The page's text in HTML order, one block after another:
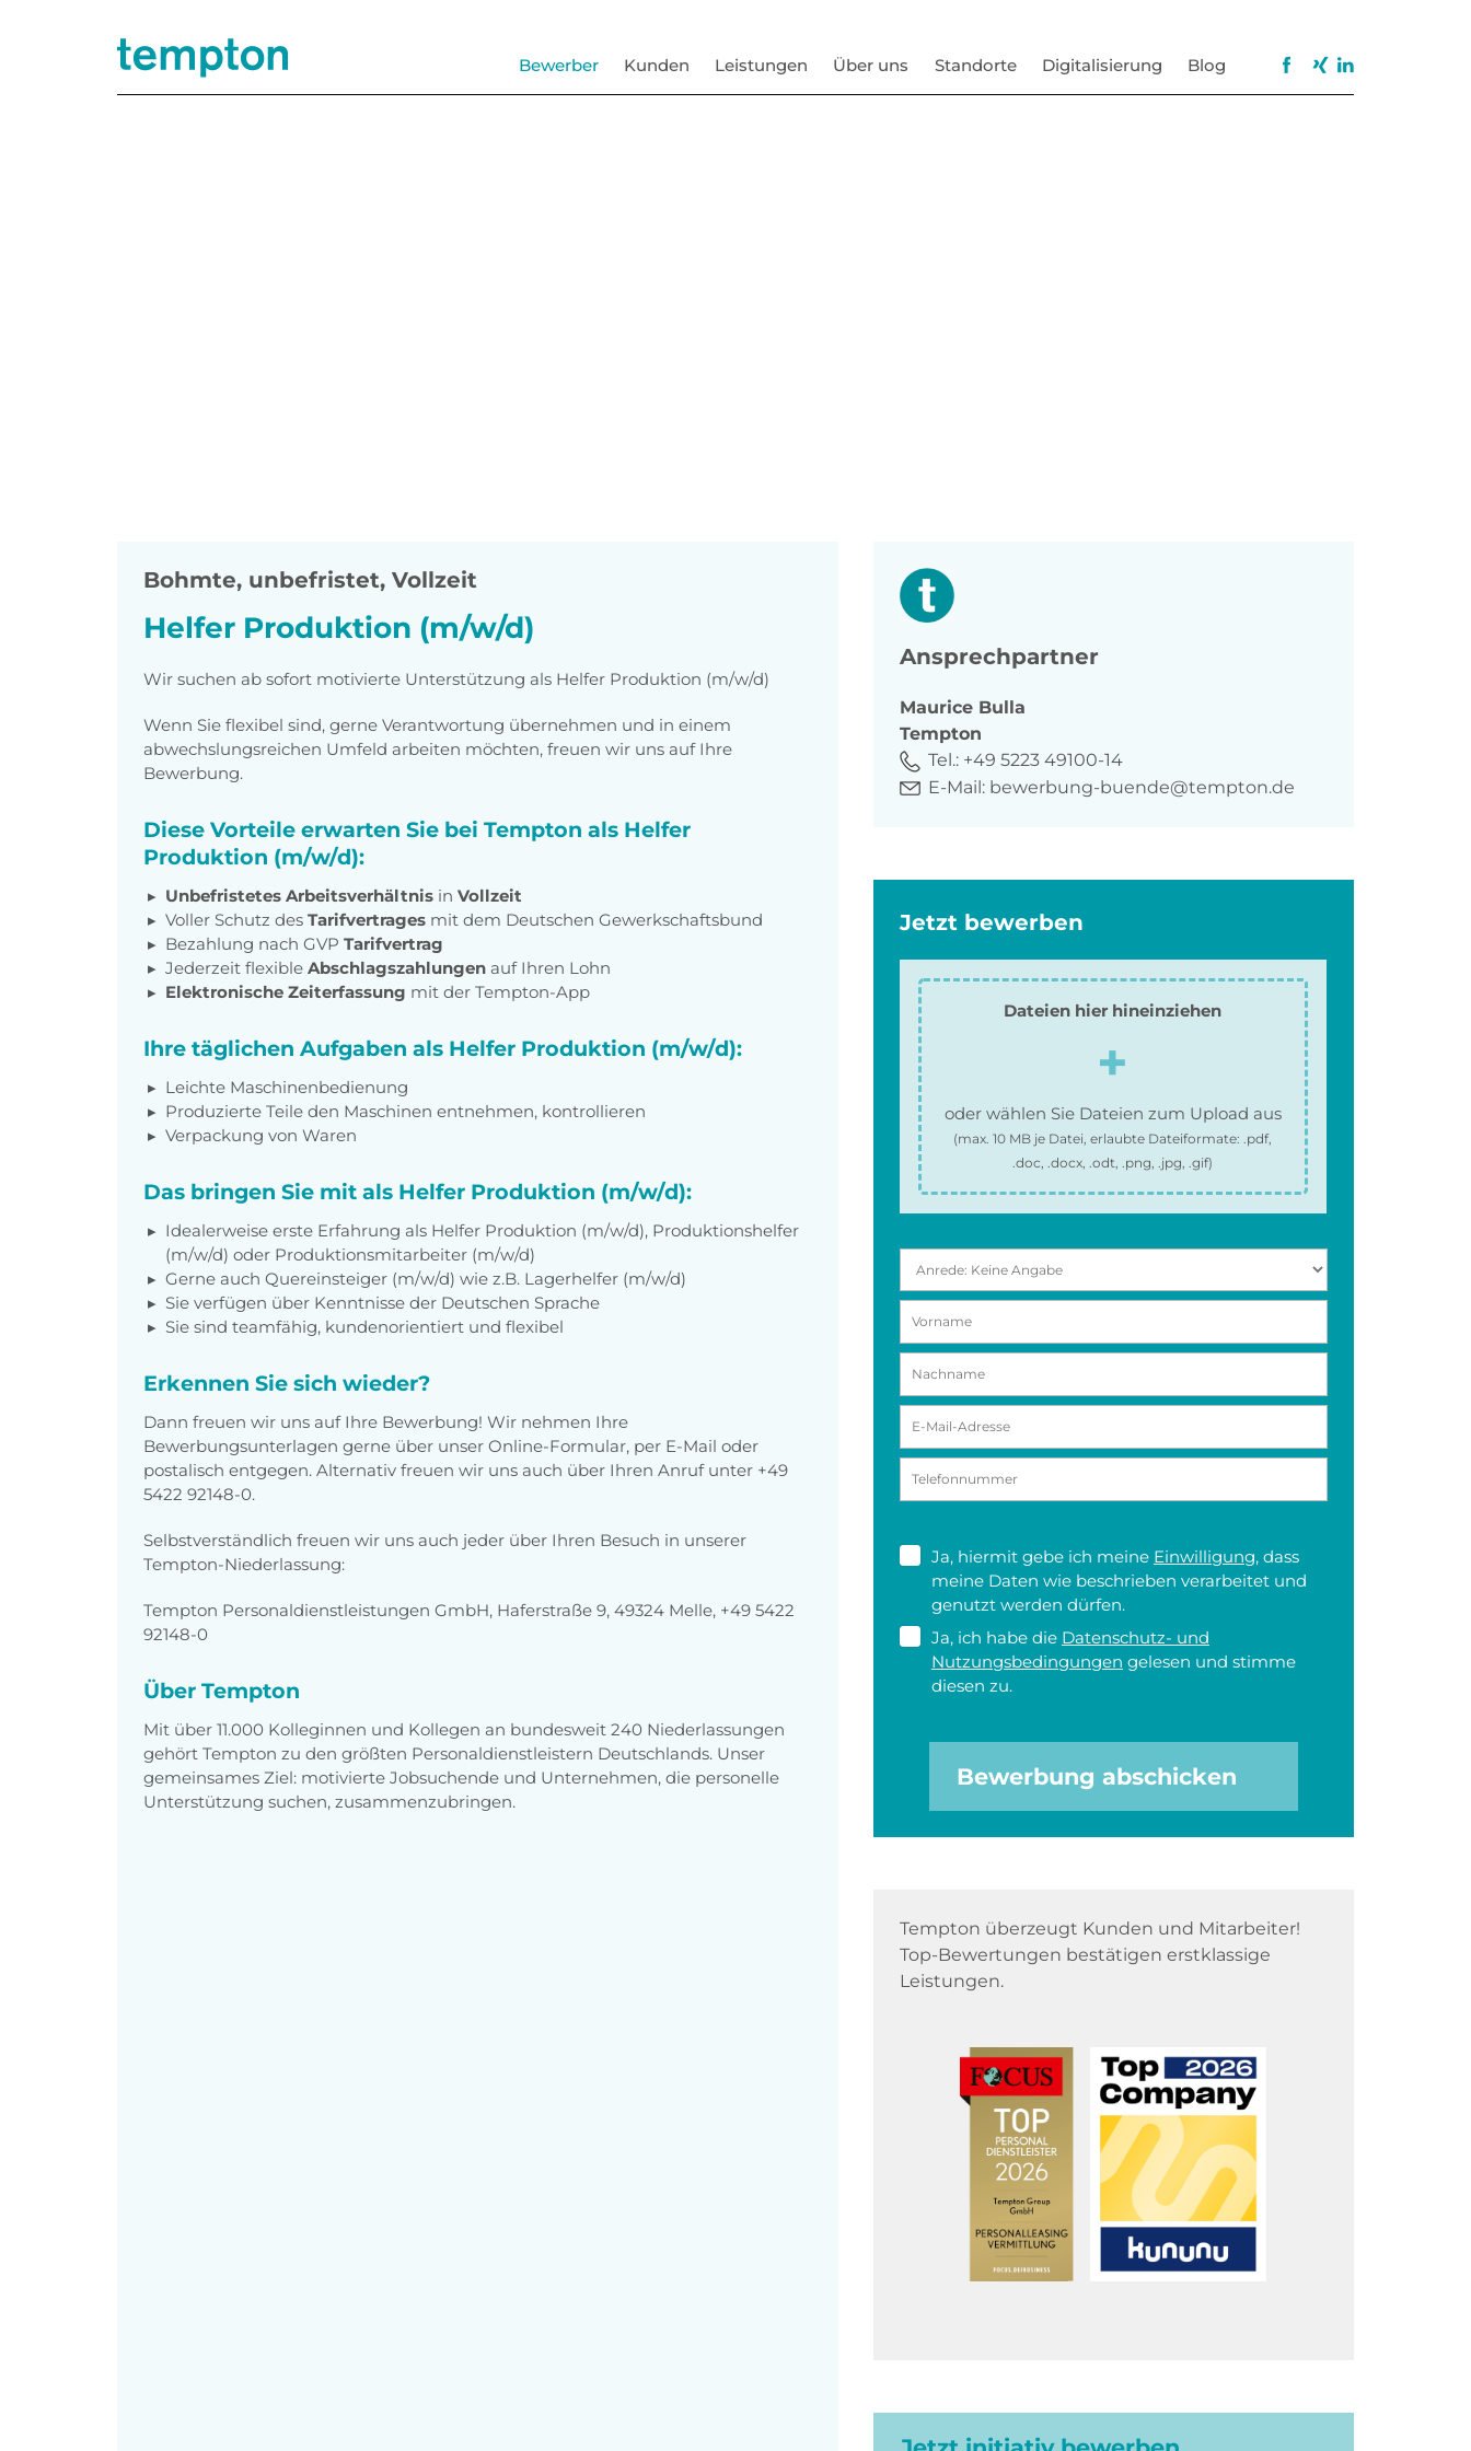
Bewerber Kunden Leistungen Über uns Standorte Digitalisierung Blog
Bohmte, unbefristet, Vollzeit
Helfer Produktion (m/w/d)
Wir suchen ab sofort motivierte Unterstützung als Helfer Produktion (m/w/d)
Wenn Sie flexibel sind, gerne Verantwortung übernehmen und in einem
abwechslungsreichen Umfeld arbeiten möchten, freuen wir uns auf Ihre
Bewerbung.
Diese Vorteile erwarten Sie bei Tempton als Helfer
Produktion (m/w/d):
Unbefristetes Arbeitsverhältnis in Vollzeit
Voller Schutz des Tarifvertrages mit dem Deutschen Gewerkschaftsbund
Bezahlung nach GVP Tarifvertrag
Jederzeit flexible Abschlagszahlungen auf Ihren Lohn
Elektronische Zeiterfassung mit der Tempton-App
Ihre täglichen Aufgaben als Helfer Produktion (m/w/d):
Leichte Maschinenbedienung
Produzierte Teile den Maschinen entnehmen, kontrollieren
Verpackung von Waren
Das bringen Sie mit als Helfer Produktion (m/w/d):
Idealerweise erste Erfahrung als Helfer Produktion (m/w/d), Produktionshelfer
(m/w/d) oder Produktionsmitarbeiter (m/w/d)
Gerne auch Quereinsteiger (m/w/d) wie z.B. Lagerhelfer (m/w/d)
Sie verfügen über Kenntnisse der Deutschen Sprache
Sie sind teamfähig, kundenorientiert und flexibel
Erkennen Sie sich wieder?
Dann freuen wir uns auf Ihre Bewerbung! Wir nehmen Ihre
Bewerbungsunterlagen gerne über unser Online-Formular, per E-Mail oder
postalisch entgegen. Alternativ freuen wir uns auch über Ihren Anruf unter +49
5422 92148-0.
Selbstverständlich freuen wir uns auch jeder über Ihren Besuch in unserer
Tempton-Niederlassung:
Tempton Personaldienstleistungen GmbH, Haferstraße 9, 49324 Melle, +49 5422
92148-0
Über Tempton
Mit über 11.000 Kolleginnen und Kollegen an bundesweit 240 Niederlassungen
gehört Tempton zu den größten Personaldienstleistern Deutschlands. Unser
gemeinsames Ziel: motivierte Jobsuchende und Unternehmen, die personelle
Unterstützung suchen, zusammenzubringen.
Ansprechpartner
Maurice Bulla
Tempton
Tel.: +49 5223 49100-14
E-Mail: bewerbung-buende@tempton.de
Jetzt bewerben
Dateien hier hineinziehen
oder wählen Sie Dateien zum Upload aus
(max.10 MB je Datei, erlaubte Dateiformate:.pdf,
.doc, .docx, .odt, .png, .jpg, .gif)
Ja, hiermit gebe ich meine Einwilligung, dass
meine Daten wie beschrieben verarbeitet und
genutzt werden dürfen.
Ja, ich habe die Datenschutz- und
Nutzungsbedingungen gelesen und stimme
diesen zu.
Bewerbung abschicken
Tempton überzeugt Kunden und Mitarbeiter!
Top-Bewertungen bestätigen erstklassige
Leistungen.